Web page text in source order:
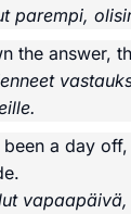
parempi,
the answer,
a day
vapaapäivä,